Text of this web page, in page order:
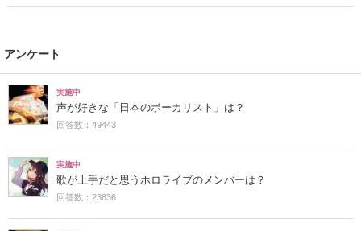
アンケート
実施中
声が好きな「日本のボーカリスト」は？
回答数：49443
実施中
歌が上手だと思うホロライブのメンバーは？
回答数：23836